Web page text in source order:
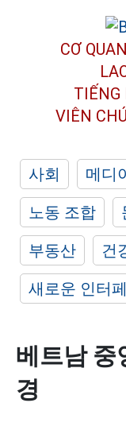
CƠ
TIẾNG
VIÊN
사회 메디
노동 조합
부동산
건
새로운 인터
베트남 중
경